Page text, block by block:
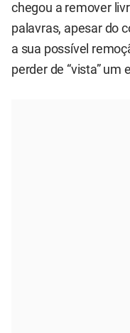
chegou a remover
palavras, apesar do
a sua possível
perder de “vista” um